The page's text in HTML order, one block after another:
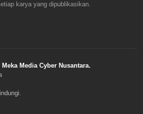
karya yang dipublikasikan.
Meka Media Cyber Nusantara.